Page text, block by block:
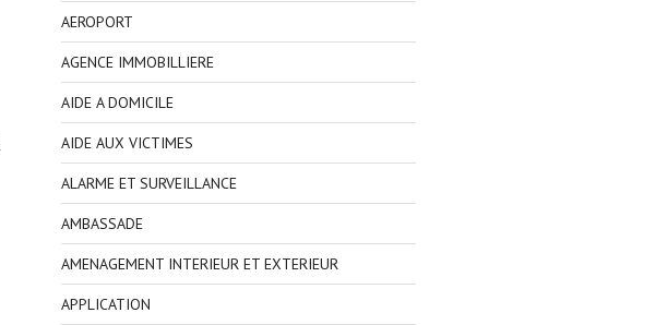
AEROPORT
AGENCE IMMOBILLIERE
AIDE A DOMICILE
AIDE AUX VICTIMES
ALARME ET SURVEILLANCE
AMBASSADE
AMENAGEMENT INTERIEUR ET EXTERIEUR
APPLICATION